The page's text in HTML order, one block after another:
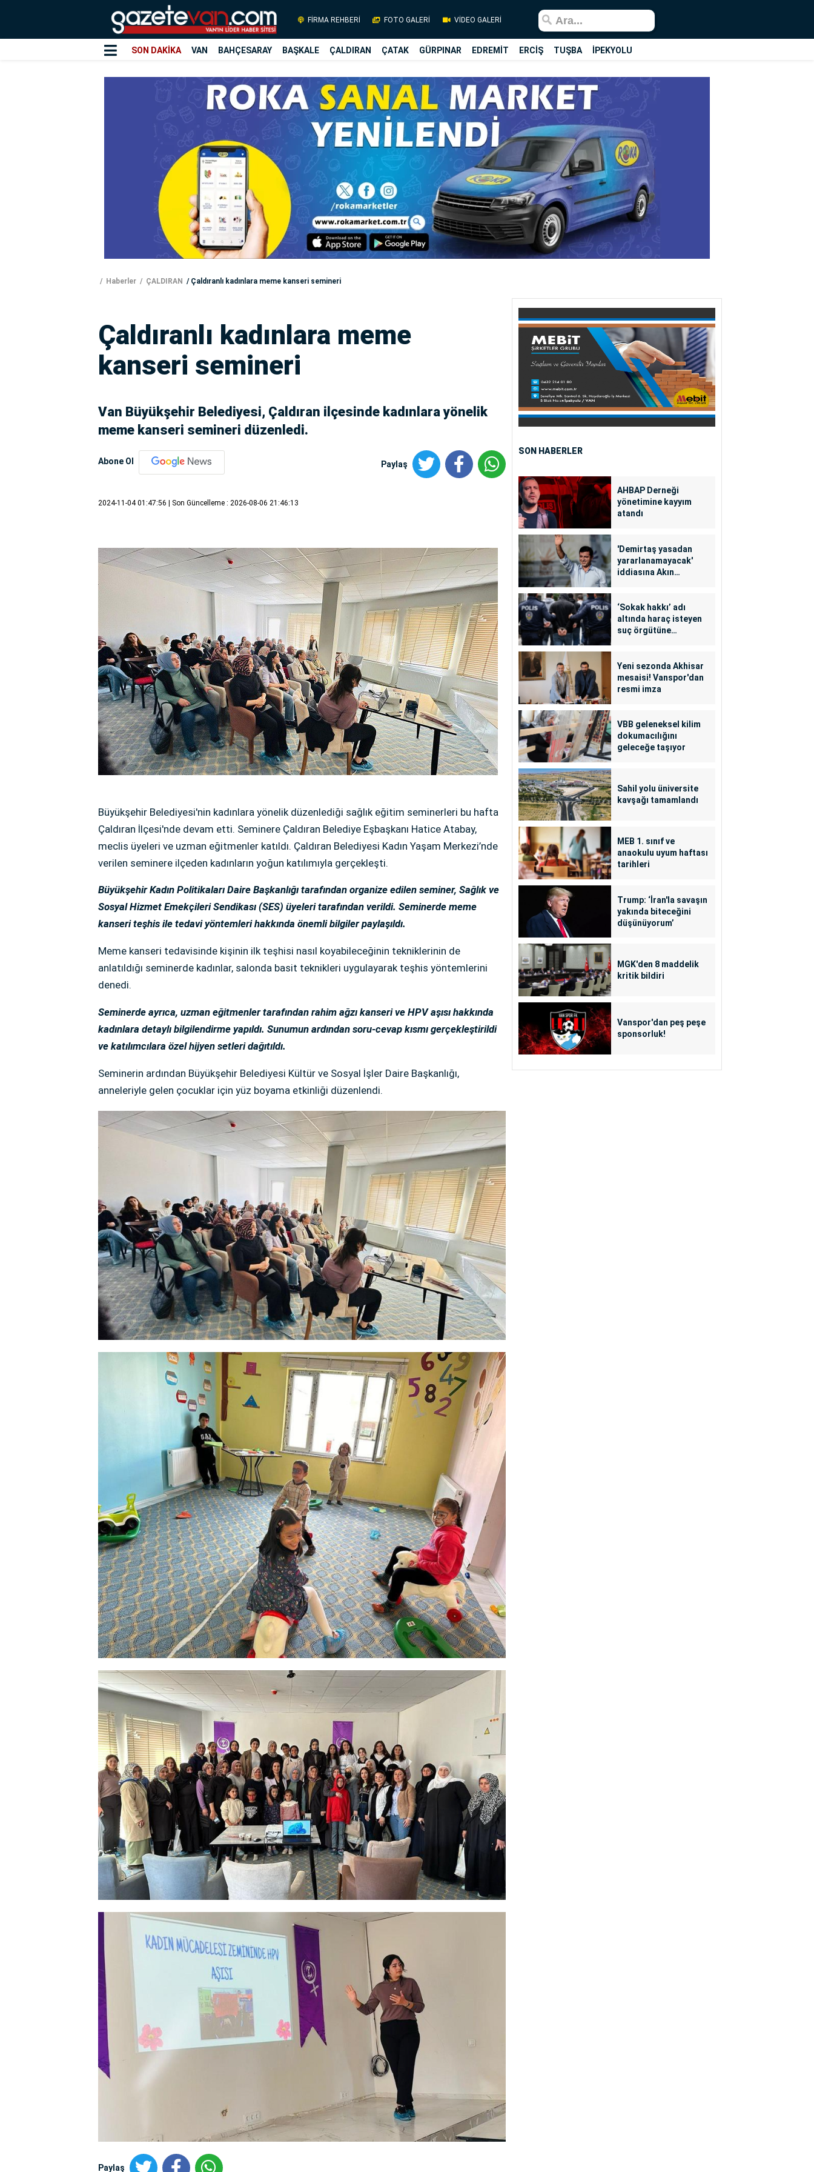
FİRMA REHBERİ FOTO GALERİ VİDEO GALERİ
SON DAKİKA VAN BAHÇESARAY BAŞKALE ÇALDIRAN ÇATAK GÜRPINAR EDREMİT ERCİŞ TUŞBA İPEKYOLU
Haberler ÇALDIRAN Çaldıranlı kadınlara meme kanseri semineri
Çaldıranlı kadınlara meme
kanseri semineri
Van Büyükşehir Belediyesi, Çaldıran ilçesinde kadınlara yönelik
meme kanseri semineri düzenledi.
Abone Ol Paylaş
2024-11-04 01:47:56 | Son Güncelleme : 2026-08-06 21:46:13
Büyükşehir Belediyesi'nin kadınlara yönelik düzenlediği sağlık eğitim seminerleri bu hafta
Çaldıran İlçesi'nde devam etti. Seminere Çaldıran Belediye Eşbaşkanı Hatice Atabay,
meclis üyeleri ve uzman eğitmenler katıldı. Çaldıran Belediyesi Kadın Yaşam Merkezi’nde
verilen seminere ilçeden kadınların yoğun katılımıyla gerçekleşti.
Büyükşehir Kadın Politikaları Daire Başkanlığı tarafından organize edilen seminer, Sağlık ve
Sosyal Hizmet Emekçileri Sendikası (SES) üyeleri tarafından verildi. Seminerde meme
kanseri teşhis ile tedavi yöntemleri hakkında önemli bilgiler paylaşıldı.
Meme kanseri tedavisinde kişinin ilk teşhisi nasıl koyabileceğinin tekniklerinin de
anlatıldığı seminerde kadınlar, salonda basit teknikleri uygulayarak teşhis yöntemlerini
denedi.
Seminerde ayrıca, uzman eğitmenler tarafından rahim ağzı kanseri ve HPV aşısı hakkında
kadınlara detaylı bilgilendirme yapıldı. Sunumun ardından soru-cevap kısmı gerçekleştirildi
ve katılımcılara özel hijyen setleri dağıtıldı.
Seminerin ardından Büyükşehir Belediyesi Kültür ve Sosyal İşler Daire Başkanlığı,
anneleriyle gelen çocuklar için yüz boyama etkinliği düzenlendi.
Paylaş
SON HABERLER
AHBAP Derneği
yönetimine kayyım
atandı
'Demirtaş yasadan
yararlanamayacak'
iddiasına Akın
‘Sokak hakkı’ adı
altında haraç isteyen
suç örgütüne
Yeni sezonda Akhisar
mesaisi! Vanspor'dan
resmi imza
VBB geleneksel kilim
dokumacılığını
geleceğe taşıyor
Sahil yolu üniversite
kavşağı tamamlandı
MEB 1. sınıf ve
anaokulu uyum haftası
tarihleri
Trump: ‘İran'la savaşın
yakında biteceğini
düşünüyorum’
MGK'den 8 maddelik
kritik bildiri
Vanspor'dan peş peşe
sponsorluk!